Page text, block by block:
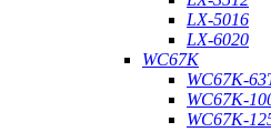
LX-5016
LX-6020
WC67K
WC67K-
WC67K-
WC67K-